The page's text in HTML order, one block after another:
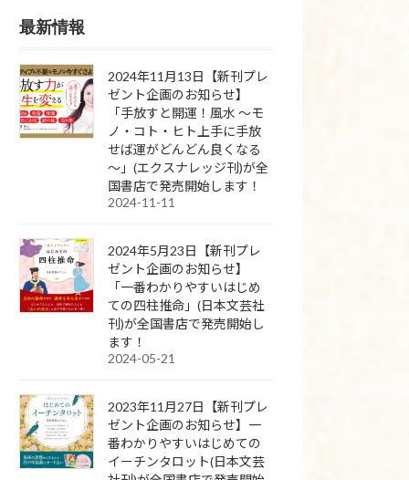
最新情報
2024年11月13日【新刊プレ
ゼント企画のお知らせ】
「手放すと開運！風水 ～モ
ノ・コト・ヒト上手に手放
せば運がどんどん良くなる
～」(エクスナレッジ刊)が全
国書店で発売開始します！
2024-11-11
2024年5月23日【新刊プレ
ゼント企画のお知らせ】
「一番わかりやすいはじめ
ての四柱推命」(日本文芸社
刊)が全国書店で発売開始し
ます！
2024-05-21
2023年11月27日【新刊プレ
ゼント企画のお知らせ】一
番わかりやすいはじめての
イーチンタロット(日本文芸